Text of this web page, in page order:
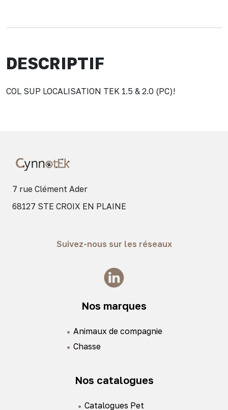
DESCRIPTIF
COL SUP LOCALISATION TEK 1.5 & 2.0 (PC)!
7 rue Clément Ader
68127 STE CROIX EN PLAINE
Suivez-nous sur les réseaux
Nos marques
Animaux de compagnie
Chasse
Nos catalogues
Catalogues Pet